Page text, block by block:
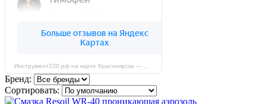
Бренд:
Сортировать: